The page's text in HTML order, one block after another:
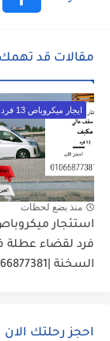
مقالات قد تهمك
ايجار ميكروباص 13 فرد
منذ بضع لحظات
فرد لقضاء عطلة
السخنة |01066877381
احجز رحلتك الان